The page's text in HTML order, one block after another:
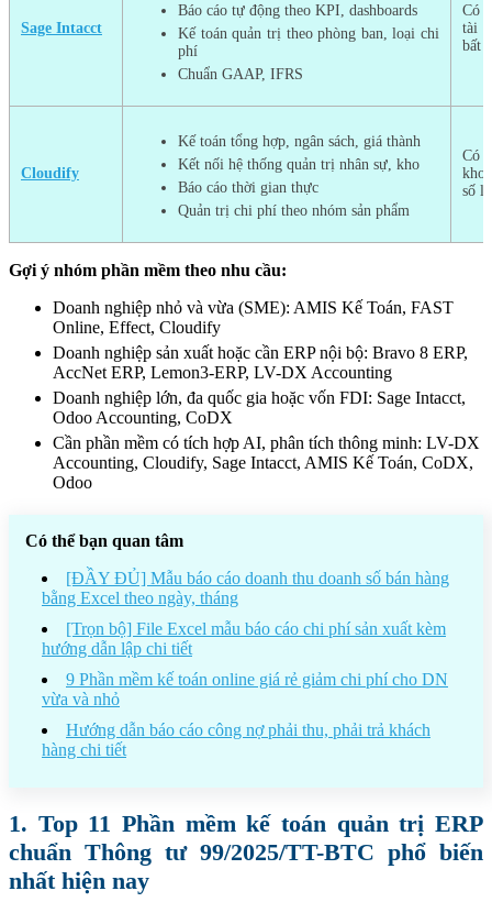
Sage Intacct
Báo cáo tự động theo KPI, dashboards
Kế toán quản trị theo phòng ban, loại chi
phí
Chuẩn GAAP, IFRS
Có
tài
bất
Cloudify
Kế toán tổng hợp, ngân sách, giá thành
Kết nối hệ thống quản trị nhân sự, kho
Báo cáo thời gian thực
Quản trị chi phí theo nhóm sản phẩm
Có
số
Gợi ý nhóm phần mềm theo nhu cầu:
Doanh nghiệp nhỏ và vừa (SME): AMIS Kế Toán, FAST
Online, Effect, Cloudify
Doanh nghiệp sản xuất hoặc cần ERP nội bộ: Bravo 8 ERP,
AccNet ERP, Lemon3-ERP, LV-DX Accounting
Doanh nghiệp lớn, đa quốc gia hoặc vốn FDI: Sage Intacct,
Odoo Accounting, CoDX
Cần phần mềm có tích hợp AI, phân tích thông minh: LV-DX
Accounting, Cloudify, Sage Intacct, AMIS Kế Toán, CoDX,
Odoo
Có thể bạn quan tâm
[ĐẦY ĐỦ] Mẫu báo cáo doanh thu doanh số bán hàng
bằng Excel theo ngày, tháng
[Trọn bộ] File Excel mẫu báo cáo chi phí sản xuất kèm
hướng dẫn lập chi tiết
9 Phần mềm kế toán online giá rẻ giảm chi phí cho DN
vừa và nhỏ
Hướng dẫn báo cáo công nợ phải thu, phải trả khách
hàng chi tiết
1. Top 11 Phần mềm kế toán quản trị ERP
chuẩn Thông tư 99/2025/TT-BTC phổ biến
nhất hiện nay